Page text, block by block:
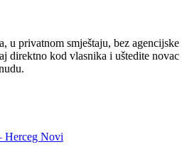
u privatnom smještaju, bez agencijske
direktno kod vlasnika i uštedite novac
Herceg Novi